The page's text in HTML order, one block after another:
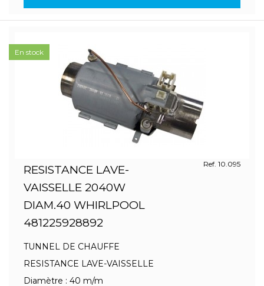
RESISTANCE LAVE-
VAISSELLE 2040W
DIAM.40 WHIRLPOOL
481225928892
Ref. 10.095
TUNNEL DE CHAUFFE
RESISTANCE LAVE-VAISSELLE
Diamètre : 40 m/m
En stock